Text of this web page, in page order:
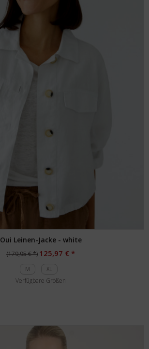
Oui Leinen-Jacke - white
(179,95 € *) 125,97 € *
M
XL
Verfügbare Größen